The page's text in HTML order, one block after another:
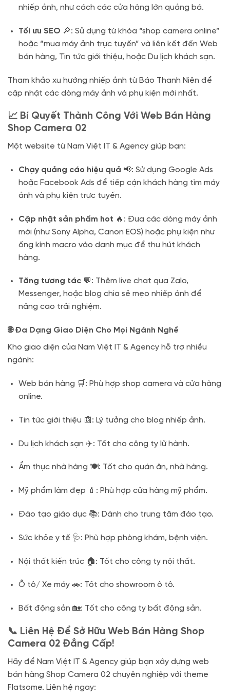
nhiếp ảnh, như cách các cửa hàng lớn quảng bá.
Tối ưu SEO 🔎: Sử dụng từ khóa “shop camera online”
hoặc “mua máy ảnh trực tuyến” và liên kết đến Web
bán hàng, Tin tức giới thiệu, hoặc Du lịch khách sạn.
Tham khảo xu hướng nhiếp ảnh từ Báo Thanh Niên để
cập nhật các dòng máy ảnh và phụ kiện mới nhất.
📈 Bí Quyết Thành Công Với Web Bán Hàng
Shop Camera 02
Một website từ Nam Việt IT & Agency giúp bạn:
Chạy quảng cáo hiệu quả 📢: Sử dụng Google Ads
hoặc Facebook Ads để tiếp cận khách hàng tìm máy
ảnh và phụ kiện trực tuyến.
Cập nhật sản phẩm hot 🔥: Đưa các dòng máy ảnh
mới (như Sony Alpha, Canon EOS) hoặc phụ kiện như
ống kính macro vào danh mục để thu hút khách
hàng.
Tăng tương tác💬: Thêm live chat qua Zalo,
Messenger, hoặc blog chia sẻ mẹo nhiếp ảnh để
nâng cao trải nghiệm.
🌐 Đa Dạng Giao Diện Cho Mọi Ngành Nghề
Kho giao diện của Nam Việt IT & Agency hỗ trợ nhiều
ngành:
Web bán hàng 🛒: Phù hợp shop camera và cửa hàng
online.
Tin tức giới thiệu 📰: Lý tưởng cho blog nhiếp ảnh.
Du lịch khách sạn ✈️: Tốt cho công ty lữ hành.
Ẩm thực nhà hàng 🍽️: Tốt cho quán ăn, nhà hàng.
Mỹ phẩm làm đẹp 💄: Phù hợp cửa hàng mỹ phẩm.
Đào tạo giáo dục 📚: Dành cho trung tâm đào tạo.
Sức khỏe y tế 🩺: Phù hợp phòng khám, bệnh viện.
Nội thất kiến trúc 🏠: Tốt cho công ty nội thất.
Ô tô/ Xe máy 🚗: Tốt cho showroom ô tô.
Bất động sản 🏡: Tốt cho công ty bất động sản.
📞 Liên Hệ Để Sở Hữu Web Bán Hàng Shop
Camera 02 Đẳng Cấp!
Hãy để Nam Việt IT & Agency giúp bạn xây dựng web
bán hàng Shop Camera 02 chuyên nghiệp với theme
Flatsome. Liên hệ ngay: